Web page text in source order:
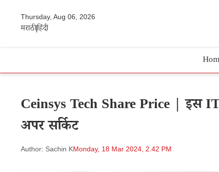
Thursday, Aug 06, 2026
मराठीहिंदी
Ceinsys Tech Share Price | इस
अपर सर्किट
Author: Sachin KMonday, 18 Mar 2024, 2.42 PM